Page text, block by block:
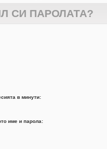
СИ ПАРОЛАТА?
в минути:
име и парола: